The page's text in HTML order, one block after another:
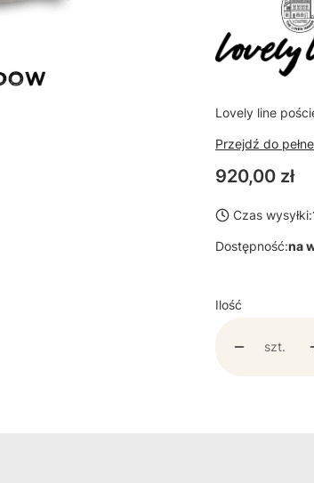
Lovely line
Przejdź do
Cena
920,00 zł
Czas wysyłki:
Dostępność:na
Ilość
szt.